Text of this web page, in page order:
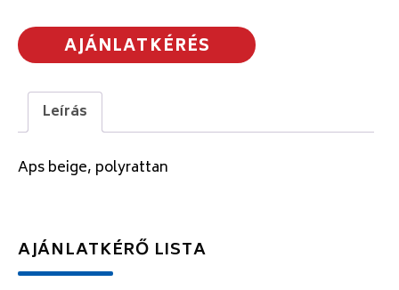
AJÁNLATKÉRÉS
Leírás
Aps beige, polyrattan
AJÁNLATKÉRŐ LISTA